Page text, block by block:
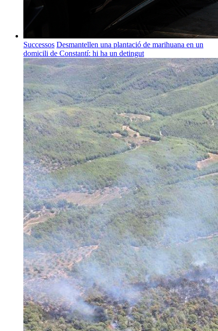
Successos Desmantellen una plantació de marihuana en un
domicili de Constantí: hi ha un detingut